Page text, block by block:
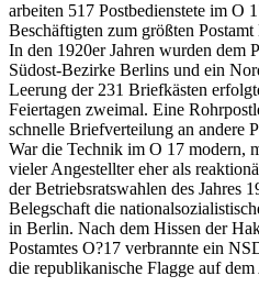
arbeiten 517 Postbedienstete im O
Beschäftigten zum größten
In den 1920er Jahren wurden dem
Südost-Bezirke Berlins und ein
Leerung der 231 Briefkästen
Feiertagen zweimal. Eine
schnelle Briefverteilung an andere
War die Technik im O 17 modern,
vieler Angestellter eher als
der Betriebsratswahlen des Jahres
Belegschaft die
in Berlin. Nach dem Hissen der
Postamtes O?17 verbrannte ein
die republikanische Flagge auf dem